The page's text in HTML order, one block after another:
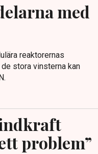
med
reaktorernas
stora vinsterna kan
problem”